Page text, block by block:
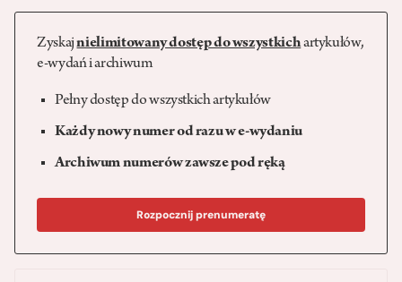
Zyskajnielimitowany dostęp do wszystkichartykułów,
e-wydań i archiwum
Pełny dostęp do wszystkich artykułów
Każdy nowy numer od razu w e-wydaniu
Archiwum numerów zawsze pod ręką
Rozpocznij prenumeratę